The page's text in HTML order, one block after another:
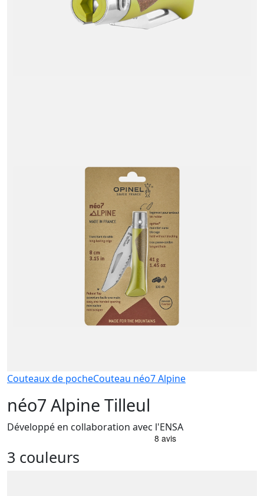
Couteaux de pocheCouteau néo7 Alpine
néo7 Alpine Tilleul
Développé en collaboration avec l'ENSA
3 couleurs